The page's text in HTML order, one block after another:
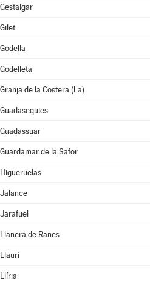
Gestalgar
Gilet
Godella
Godelleta
Granja de la Costera (La)
Guadasequies
Guadassuar
Guardamar de la Safor
Higueruelas
Jalance
Jarafuel
Llanera de Ranes
Llaurí
Llíria